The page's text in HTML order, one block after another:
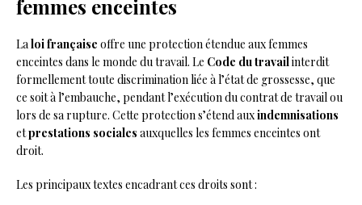
femmes enceintes
La loi française offre une protection étendue aux femmes
enceintes dans le monde du travail. Le Code du travailinterdit
formellement toute discrimination liée à l’état de grossesse, que
ce soit à l’embauche, pendant l’exécution du contrat de travail ou
lors de sa rupture. Cette protection s’étend auxindemnisations
etprestations sociales auxquelles les femmes enceintes ont
droit.
Les principaux textes encadrant ces droits sont :